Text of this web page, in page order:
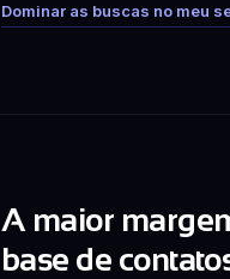
Dominar as buscas no meu
A maior
base de